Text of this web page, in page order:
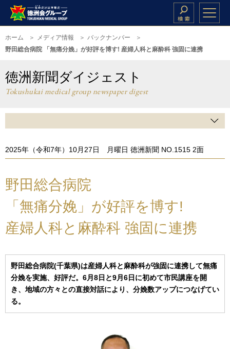
ホーム メディア情報
バックナンバー
野田総合病院 「無痛分娩」が好評を博す! 産婦人科と麻酔科 強固に連携
徳洲新聞ダイジェスト
Tokushukai medical group newspaper digest
2025年（令和7年）10月27日 月曜日 徳洲新聞 NO.1515 2面
野田総合病院
「無痛分娩」が好評を博す!
産婦人科と麻酔科 強固に連携
野田総合病院(千葉県)は産婦人科と麻酔科が強固に連携して無痛
分娩を実施、好評だ。6月8日と9月6日に初めて市民講座を開
き、地域の方々との直接対話により、分娩数アップにつなげてい
る。